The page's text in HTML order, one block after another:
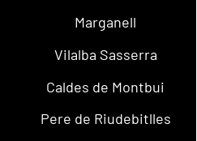
Marganell
Vilalba Sasserra
Caldes de Montbui
Pere de Riudebitlles